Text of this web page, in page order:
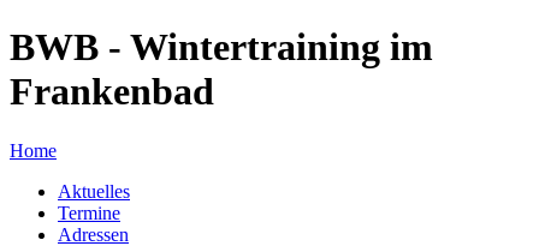
BWB - Wintertraining im
Frankenbad
Home
Aktuelles
Termine
Adressen